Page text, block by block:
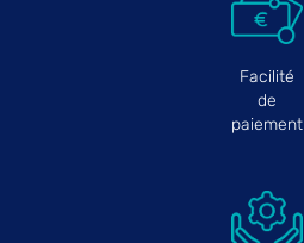
Facilité
de
paiement